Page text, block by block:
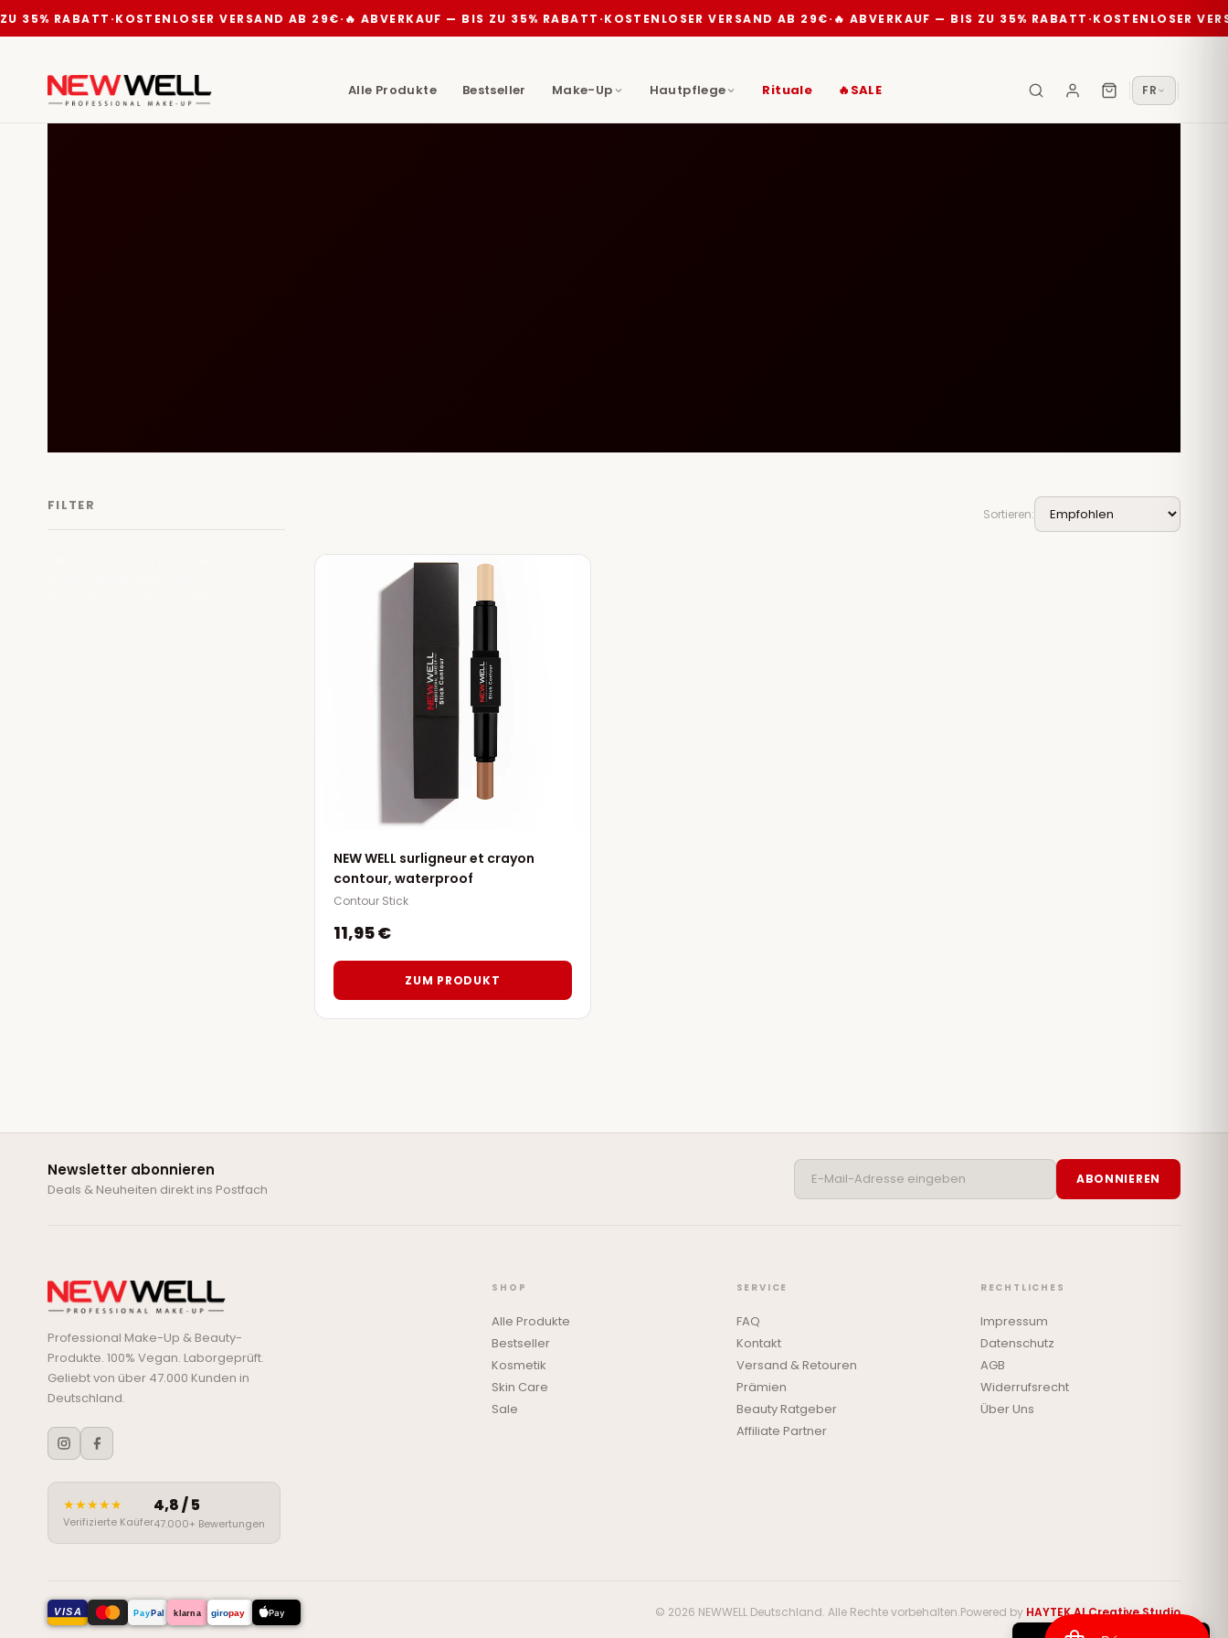
35% RABATT·KOSTENLOSER VERSAND AB 29€·🔥 ABVERKAUF — BIS ZU 35% RABATT·KOSTENLOSER VERSAND AB 29€·🔥 ABVERKAUF — BIS ZU 35% RABATT·KOSTENLOSER
Alle Produkte Bestseller Make-Up Hautpflege Rituale 🔥SALE FR
CONTOUR
FILTER
Sortieren:
NEW WELL surligneur et crayon
contour, waterproof
Contour Stick
11,95 €
ZUM PRODUKT
Newsletter abonnieren
Deals & Neuheiten direkt ins Postfach
ABONNIEREN
Professional Make-Up & Beauty-
Produkte. 100% Vegan. Laborgeprüft.
Geliebt von über 47.000 Kunden in
Deutschland.
★★★★★
Verifizierte Kaüfer
4,8 / 5
47.000+ Bewertungen
SHOP
Alle Produkte
Bestseller
Kosmetik
Skin Care
Sale
SERVICE
FAQ
Kontakt
Versand & Retouren
Prämien
Beauty Ratgeber
Affiliate Partner
RECHTLICHES
Impressum
Datenschutz
AGB
Widerrufsrecht
Über Uns
VISA PayPal klarna giropay Pay © 2026 NEWWELL Deutschland. Alle Rechte vorbehalten.Powered by HAYTEK AI Creative Studio